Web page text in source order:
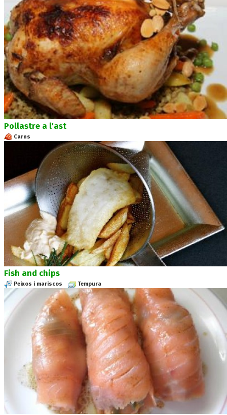
Pollastre a l'ast
Carns
Fish and chips
Peixos i mariscos Tempura